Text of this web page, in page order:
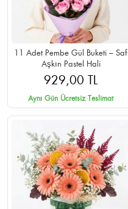
11 Adet Pembe Gül Buketi – Saf
Aşkın Pastel Hali
929,00 TL
Aynı Gün Ücretsiz Teslimat